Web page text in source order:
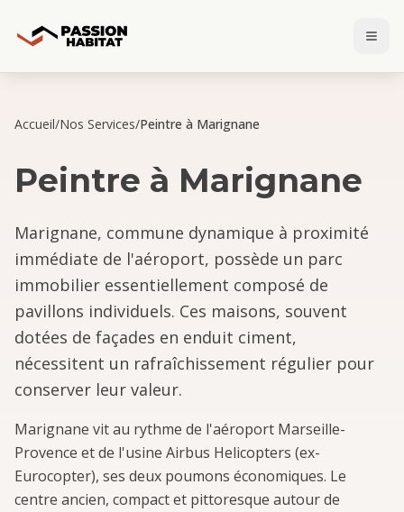
Accueil/Nos Services/Peintre à Marignane
Peintre à Marignane
Marignane, commune dynamique à proximité
immédiate de l'aéroport, possède un parc
immobilier essentiellement composé de
pavillons individuels. Ces maisons, souvent
dotées de façades en enduit ciment,
nécessitent un rafraîchissement régulier pour
conserver leur valeur.
Marignane vit au rythme de l'aéroport Marseille-
Provence et de l'usine Airbus Helicopters (ex-
Eurocopter), ses deux poumons économiques. Le
centre ancien, compact et pittoresque autour de